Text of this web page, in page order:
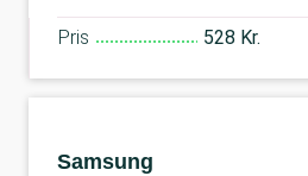
Pris 528 Kr.
Samsung